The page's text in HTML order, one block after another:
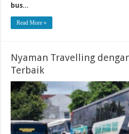
bus...
Read More »
Nyaman Travelling
Terbaik